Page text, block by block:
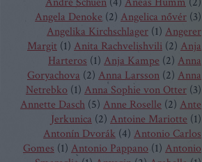
Angela Denoke (2) Angelica nővér (3)
Angelika Kirchschlager (1) Angerer
Margit (1) Anita Rachvelishvili (2) Anja
Harteros (1) Anja Kampe (2) Anna
Goryachova (2) Anna Larsson (2) Anna
Netrebko (1) Anna Sophie von Otter (3)
Annette Dasch (5) Anne Roselle (2) Ante
Jerkunica (2) Antoine Mariotte (1)
Antonín Dvorák (4) Antonio Carlos
Gomes (1) Antonio Pappano (1) Antonio